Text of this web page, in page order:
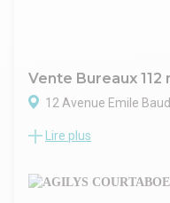
Vente Bureaux 112
12 Avenue Emile
LE SKY
de la gare de Massy-
programme neuf
Lire plus